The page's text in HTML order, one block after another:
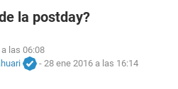
la postday?
las 06:08
- 28 ene 2016 a las 16:14